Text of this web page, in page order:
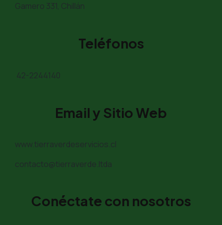
Gamero 331, Chillán
Teléfonos
42-2244140
Email y Sitio Web
www.tierraverdeservicios.cl
contacto@tierraverde.ltda
Conéctate con nosotros